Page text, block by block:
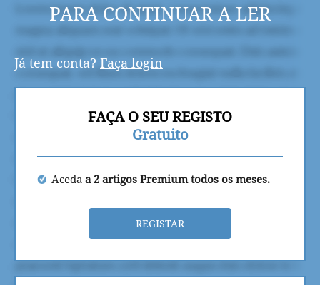
PARA CONTINUAR A LER
Já tem conta? Faça login
FAÇA O SEU REGISTO
Gratuito
Aceda a 2 artigos Premium todos os meses.
REGISTAR